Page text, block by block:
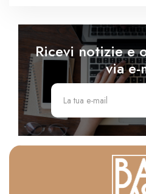
Ricevi notizie e
via e-